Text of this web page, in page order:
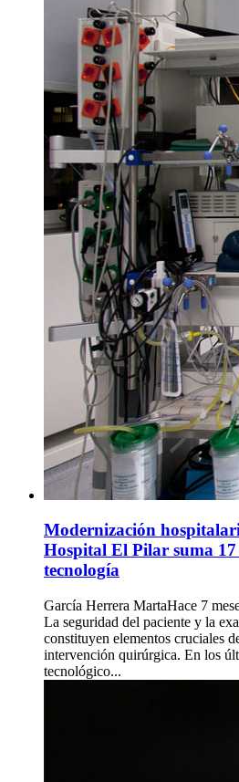
Modernización
Hospital El Pilar suma
tecnología
García Herrera MartaHace 7
La seguridad del paciente y la
constituyen elementos cruciales
intervención quirúrgica. En los
tecnológico...